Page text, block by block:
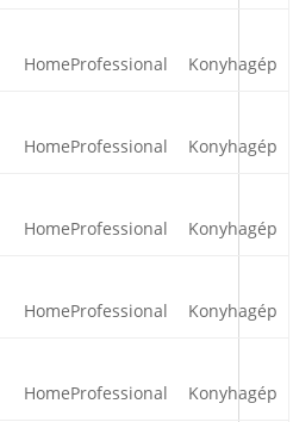
HomeProfessional Konyhagép
HomeProfessional Konyhagép
HomeProfessional Konyhagép
HomeProfessional Konyhagép
HomeProfessional Konyhagép